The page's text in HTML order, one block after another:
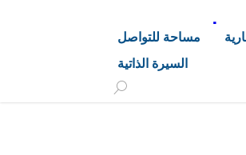
خليفة محجوب
مساحة للتواصل
السيرة الذاتية